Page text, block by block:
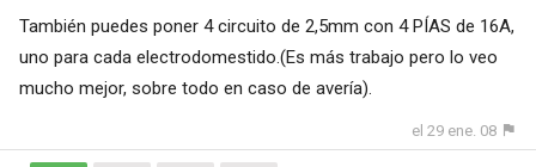
También puedes poner 4 circuito de 2,5mm con 4 PÍAS de 16A,
uno para cada electrodomestido.(Es más trabajo pero lo veo
mucho mejor, sobre todo en caso de avería).
el 29 ene. 08